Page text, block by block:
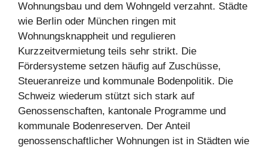
Wohnungsbau und dem Wohngeld verzahnt. Städte
wie Berlin oder München ringen mit
Wohnungsknappheit und regulieren
Kurzzeitvermietung teils sehr strikt. Die
Fördersysteme setzen häufig auf Zuschüsse,
Steueranreize und kommunale Bodenpolitik. Die
Schweiz wiederum stützt sich stark auf
Genossenschaften, kantonale Programme und
kommunale Bodenreserven. Der Anteil
genossenschaftlicher Wohnungen ist in Städten wie